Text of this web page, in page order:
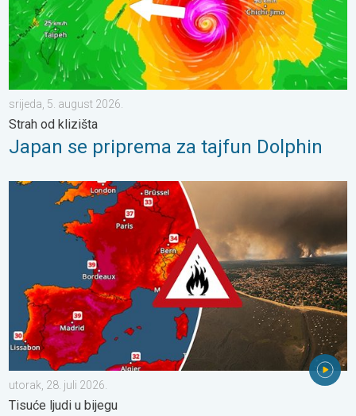
srijeda, 5. august 2026.
Strah od klizišta
Japan se priprema za tajfun Dolphin
Veliki požari u jugozapadnoj Europi. Tisuće ljudi u bijegu. . .
utorak, 28. juli 2026.
Tisuće ljudi u bijegu